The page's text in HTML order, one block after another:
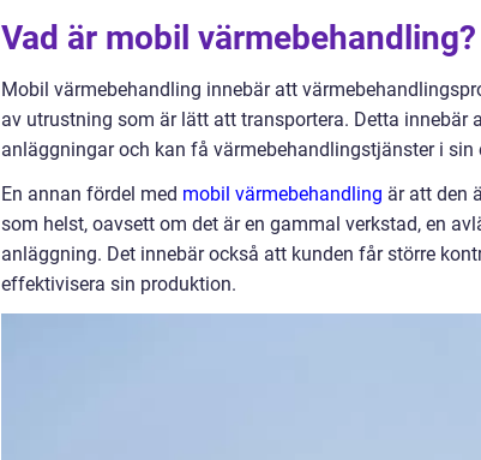
Vad är mobil värmebehandling?
Mobil värmebehandling innebär att
av utrustning som är lätt att transportera. Detta innebär
anläggningar och kan få värmebehandlingstjänster i sin
En annan fördel med mobil värmebehandling är att den
som helst, oavsett om det är en gammal verkstad, en
anläggning. Det innebär också att kunden får större
effektivisera sin produktion.